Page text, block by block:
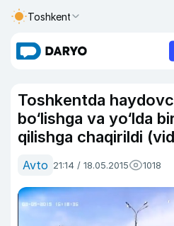
Toshkent
Toshkentda
bo‘lishga va yo‘lda
qilishga chaqirildi
Avto 21:14 / 18.05.2015 1018